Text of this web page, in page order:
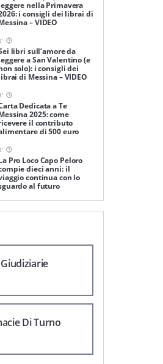
nella Primavera
i consigli dei librai di
– VIDEO
'
libri sull’amore da
a San Valentino (e
solo): i consigli dei
di Messina – VIDEO
'
Dedicata a Te
2025: come
il contributo
di 500 euro
'
Pro Loco Capo Peloro
dieci anni: il
continua con lo
al futuro
Di Turno